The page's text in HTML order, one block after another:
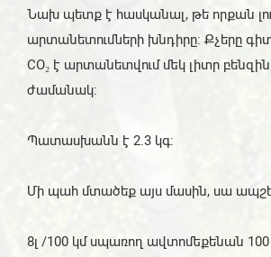
Նախ պետք է հասկանալ, թե որքան
արտանետումների խնդիրը: Քչերը
CO₂ է արտանետվում մեկ լիտր
ժամանակ:
Պատասխանն է 2.3 կգ։
Մի պահ մտածեք այս մասին, սա
8լ /100 կմ սպառող ավտոմեքենան